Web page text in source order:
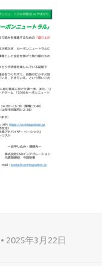
2025年3月22日